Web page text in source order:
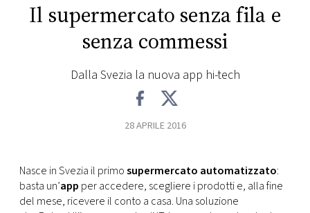
PRINCIPATO
Il supermercato senza fila e
senza commessi
Dalla Svezia la nuova app hi-tech
28 APRILE 2016
Nasce inSvezia il primosupermercato automatizzato:
basta un’app per accedere, scegliere i prodotti e, alla fine
del mese, ricevere il conto a casa. Una soluzione